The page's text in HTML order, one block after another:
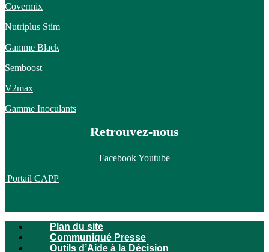
Covermix
Nutriplus Stim
Gamme Black
Semboost
V2max
Gamme Inoculants
Retrouvez-nous
FacebookYoutube
Portail CAPP
Plan du site
Communiqué Presse
Outils d’Aide à la Décision